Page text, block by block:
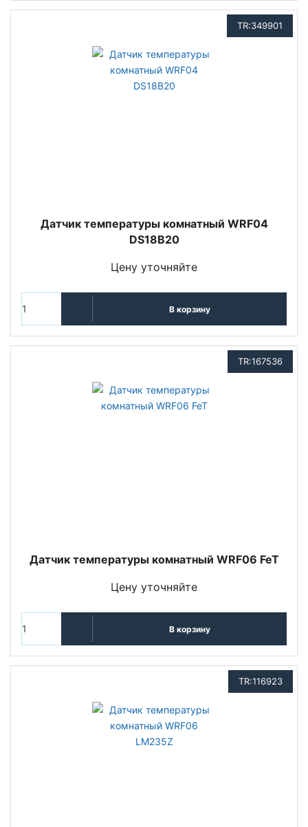
TR:349901
Датчик температуры комнатный WRF04
DS18B20
Цену уточняйте
В корзину
TR:167536
Датчик температуры комнатный WRF06 FeT
Цену уточняйте
В корзину
TR:116923